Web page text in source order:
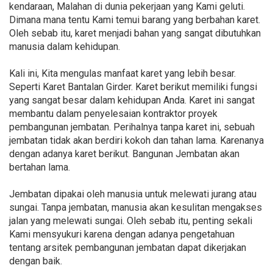
kendaraan, Malahan di dunia pekerjaan yang Kami geluti.
Dimana mana tentu Kami temui barang yang berbahan karet.
Oleh sebab itu, karet menjadi bahan yang sangat dibutuhkan
manusia dalam kehidupan.
Kali ini, Kita mengulas manfaat karet yang lebih besar.
Seperti Karet Bantalan Girder. Karet berikut memiliki fungsi
yang sangat besar dalam kehidupan Anda. Karet ini sangat
membantu dalam penyelesaian kontraktor proyek
pembangunan jembatan. Perihalnya tanpa karet ini, sebuah
jembatan tidak akan berdiri kokoh dan tahan lama. Karenanya
dengan adanya karet berikut. Bangunan Jembatan akan
bertahan lama.
Jembatan dipakai oleh manusia untuk melewati jurang atau
sungai. Tanpa jembatan, manusia akan kesulitan mengakses
jalan yang melewati sungai. Oleh sebab itu, penting sekali
Kami mensyukuri karena dengan adanya pengetahuan
tentang arsitek pembangunan jembatan dapat dikerjakan
dengan baik.